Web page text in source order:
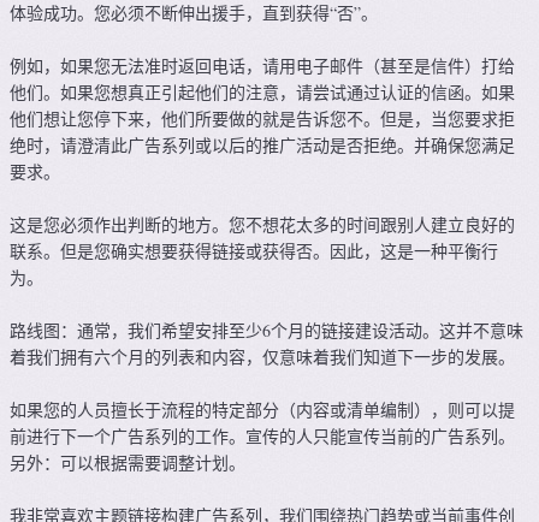
体验成功。您必须不断伸出援手，直到获得“否”。
例如，如果您无法准时返回电话，请用电子邮件（甚至是信件）打给
他们。如果您想真正引起他们的注意，请尝试通过认证的信函。如果
他们想让您停下来，他们所要做的就是告诉您不。但是，当您要求拒
绝时，请澄清此广告系列或以后的推广活动是否拒绝。并确保您满足
要求。
这是您必须作出判断的地方。您不想花太多的时间跟别人建立良好的
联系。但是您确实想要获得链接或获得否。因此，这是一种平衡行
为。
路线图：通常，我们希望安排至少6个月的链接建设活动。这并不意味
着我们拥有六个月的列表和内容，仅意味着我们知道下一步的发展。
如果您的人员擅长于流程的特定部分（内容或清单编制），则可以提
前进行下一个广告系列的工作。宣传的人只能宣传当前的广告系列。
另外：可以根据需要调整计划。
我非常喜欢主题链接构建广告系列，我们围绕热门趋势或当前事件创